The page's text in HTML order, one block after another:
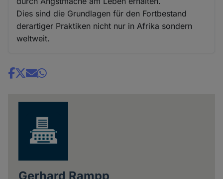
Dies sind die Grundlagen für den Fortbestand
derartiger Praktiken nicht nur in Afrika sondern
weltweit.
Share
Gerhard Rampp